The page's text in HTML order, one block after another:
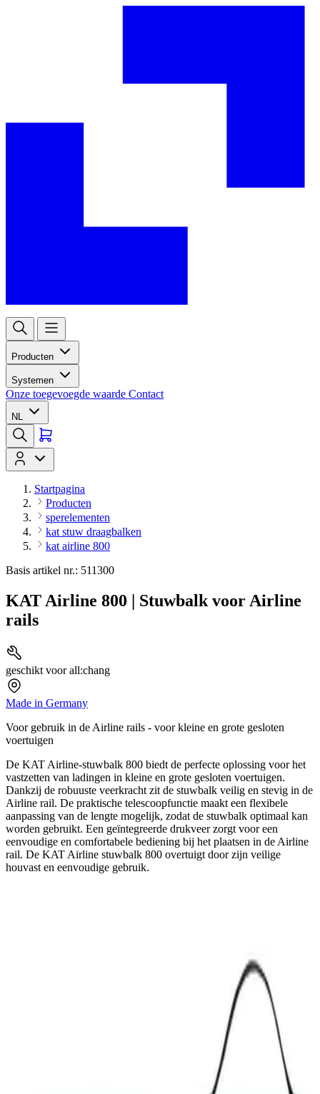
Producten
Systemen
Onze toegevoegde waarde Contact
NL
Startpagina
Producten
sperelementen
kat stuw draagbalken
kat airline 800
Basis artikel nr.: 511300
KAT Airline 800 | Stuwbalk voor Airline
rails
geschikt voor all:chang
Made in Germany
Voor gebruik in de Airline rails - voor kleine en grote gesloten
voertuigen
De KAT Airline-stuwbalk 800 biedt de perfecte oplossing voor het
vastzetten van ladingen in kleine en grote gesloten voertuigen.
Dankzij de robuuste veerkracht zit de stuwbalk veilig en stevig in de
Airline rail. De praktische telescoopfunctie maakt een flexibele
aanpassing van de lengte mogelijk, zodat de stuwbalk optimaal kan
worden gebruikt. Een geïntegreerde drukveer zorgt voor een
eenvoudige en comfortabele bediening bij het plaatsen in de Airline
rail. De KAT Airline stuwbalk 800 overtuigt door zijn veilige
houvast en eenvoudige gebruik.